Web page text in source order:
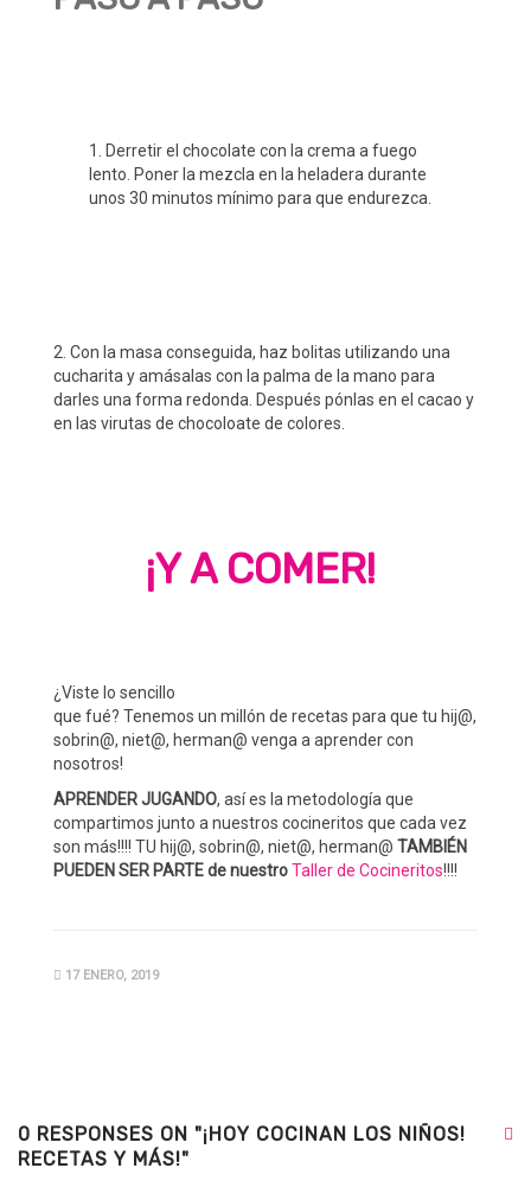
1. Derretir el chocolate con la crema a fuego
lento. Poner la mezcla en la heladera durante
unos 30 minutos mínimo para que endurezca.
2. Con la masa conseguida, haz bolitas utilizando una
cucharita y amásalas con la palma de la mano para
darles una forma redonda. Después pónlas en el cacao y
en las virutas de chocoloate de colores.
¡Y A COMER!
¿Viste lo sencillo
que fué? Tenemos un millón de recetas para que tu hij@,
sobrin@, niet@, herman@ venga a aprender con
nosotros!
APRENDER JUGANDO, así es la metodología que
compartimos junto a nuestros cocineritos que cada vez
son más!!!! TU hij@, sobrin@, niet@, herman@ TAMBIÉN
PUEDEN SER PARTE de nuestroTaller de Cocineritos!!!!
17 ENERO, 2019
0 RESPONSES ON "¡HOY COCINAN LOS NIÑOS!
RECETAS Y MÁS!"